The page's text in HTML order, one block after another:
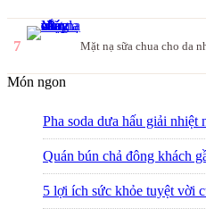
7 Mặt nạ sữa chua cho da
Món ngon
Pha soda dưa hấu giải nhiệt
Quán bún chả đông khách
5 lợi ích sức khỏe tuyệt vời